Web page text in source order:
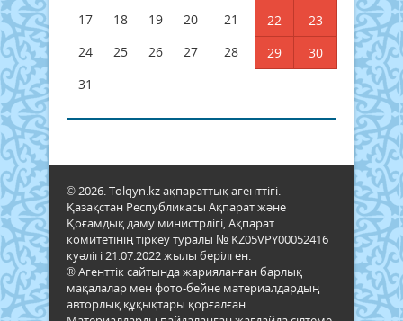
17
18 19 20 21 22
23
24
25 26 27 28 29
30
31
© 2026. Tolqyn.kz ақпараттық агенттігі.
Қазақстан Республикасы Ақпарат және
Қоғамдық даму министрлігі, Ақпарат
комитетінің тіркеу туралы № KZ05VPY00052416
куәлігі 21.07.2022 жылы берілген.
® Агенттік сайтында жарияланған барлық
мақалалар мен фото-бейне материалдардың
авторлық құқықтары қорғалған.